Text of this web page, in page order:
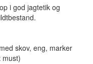
i god jagtetik og
skov, eng, marker
must)